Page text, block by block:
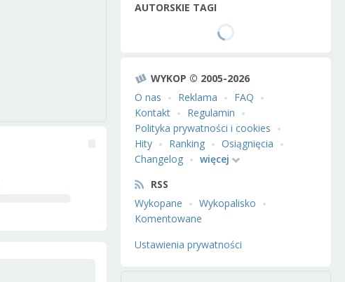
AUTORSKIE TAGI
WYKOP © 2005-2026
O nas
Reklama
FAQ
Kontakt
Regulamin
Polityka prywatności i cookies
Hity
Ranking
Osiągnięcia
Changelog
więcej
RSS
Wykopane
Wykopalisko
Komentowane
Ustawienia prywatności